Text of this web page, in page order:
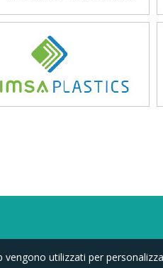
vengono utilizzati per